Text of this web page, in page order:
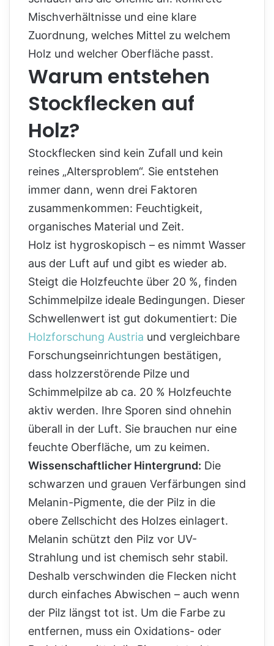
Mischverhältnisse und eine klare
Zuordnung, welches Mittel zu welchem
Holz und welcher Oberfläche passt.
Warum entstehen
Stockflecken auf
Holz?
Stockflecken sind kein Zufall und kein
reines „Altersproblem“. Sie entstehen
immer dann, wenn drei Faktoren
zusammenkommen: Feuchtigkeit,
organisches Material und Zeit.
Holz ist hygroskopisch – es nimmt Wasser
aus der Luft auf und gibt es wieder ab.
Steigt die Holzfeuchte über 20 %, finden
Schimmelpilze ideale Bedingungen. Dieser
Schwellenwert ist gut dokumentiert: Die
Holzforschung Austria und vergleichbare
Forschungseinrichtungen bestätigen,
dass holzzerstörende Pilze und
Schimmelpilze ab ca. 20 % Holzfeuchte
aktiv werden. Ihre Sporen sind ohnehin
überall in der Luft. Sie brauchen nur eine
feuchte Oberfläche, um zu keimen.
Wissenschaftlicher Hintergrund: Die
schwarzen und grauen Verfärbungen sind
Melanin-Pigmente, die der Pilz in die
obere Zellschicht des Holzes einlagert.
Melanin schützt den Pilz vor UV-
Strahlung und ist chemisch sehr stabil.
Deshalb verschwinden die Flecken nicht
durch einfaches Abwischen – auch wenn
der Pilz längst tot ist. Um die Farbe zu
entfernen, muss ein Oxidations- oder